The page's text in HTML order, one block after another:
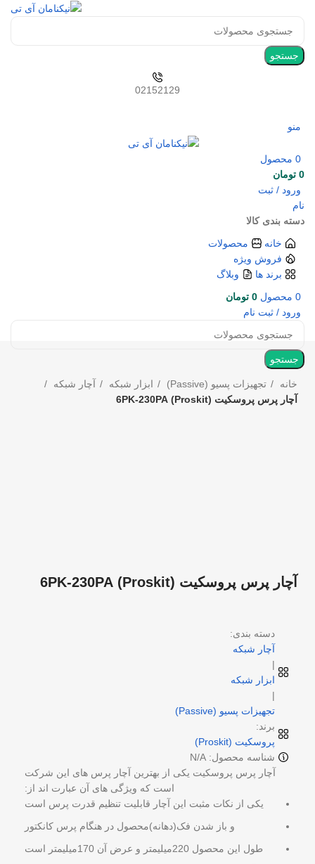
جستجو
02152129
منو
0 محصول
0 تومان
ورود / ثبت
نام
دسته بندی کالا
خانه
محصولات
فروش ویژه
برند ها
وبلاگ
0 محصول 0 تومان
ورود / ثبت نام
جستجو
خانه تجهیزات پسیو (Passive) ابزار شبکه
آچار شبکه
آچار پرس پروسکیت (Proskit) 6PK-230PA
آچار پرس پروسکیت (Proskit) 6PK-230PA
دسته بندی:
آچار شبکه
|
ابزار شبکه
|
تجهیزات پسیو (Passive)
برند:
پروسکیت (Proskit)
شناسه محصول: N/A
آچار پرس پروسکیت یکی از بهترین آچار پرس های این شرکت
است که ویژگی های آن عبارت اند از:
یکی از نکات مثبت این آچار قابلیت تنظیم قدرت پرس است
و باز شدن فک(دهانه)محصول در هنگام پرس کانکتور
طول این محصول 220میلیمتر و عرض آن 170میلیمتر است